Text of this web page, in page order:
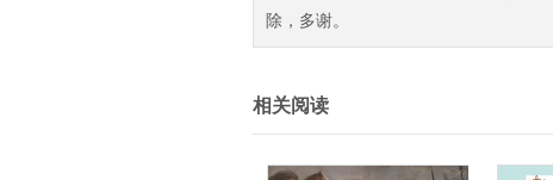
除，多谢。
相关阅读